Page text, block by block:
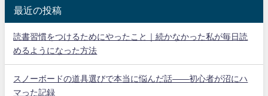
最近の投稿
読書習慣をつけるためにやったこと｜続かなかった私が毎日読
めるようになった方法
スノーボードの道具選びで本当に悩んだ話——初心者が沼にハ
マった記録